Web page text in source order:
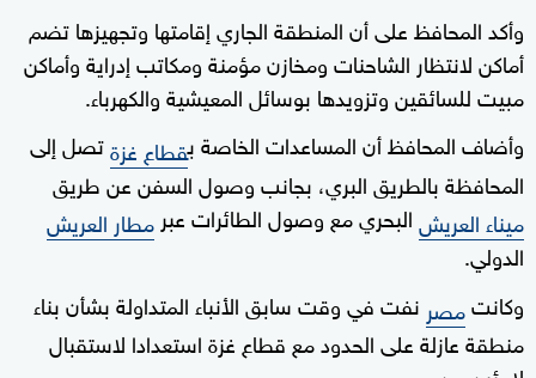
وأكد المحافظ على أن المنطقة الجاري إقامتها وتجهيزها تضم
أماكن لانتظار الشاحنات ومخازن مؤمنة ومكاتب إدراية وأماكن
مبيت للسائقين وتزويدها بوسائل المعيشية والكهرباء.
وأضاف المحافظ أن المساعدات الخاصة بقطاع غزةتصل إلى
المحافظة بالطريق البري، بجانب وصول السفن عن طريق
ميناء العريشالبحري مع وصول الطائرات عبر مطار العريش
الدولي.
وكانتمصر نفت في وقت سابق الأنباء المتداولة بشأن بناء
منطقة عازلة على الحدود مع قطاع غزة استعدادا لاستقبال